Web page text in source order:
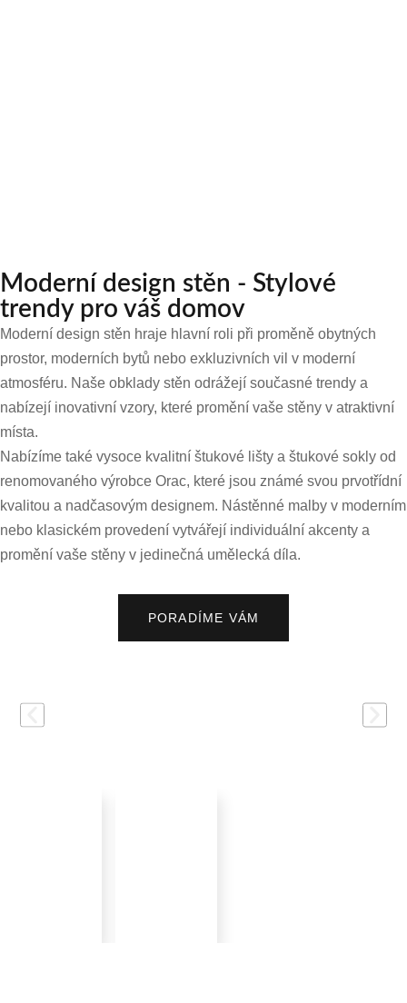
Moderní design stěn - Stylové
trendy pro váš domov
Moderní design stěn hraje hlavní roli při proměně obytných
prostor, moderních bytů nebo exkluzivních vil v moderní
atmosféru. Naše obklady stěn odrážejí současné trendy a
nabízejí inovativní vzory, které promění vaše stěny v atraktivní
místa.
Nabízíme také vysoce kvalitní štukové lišty a štukové sokly od
renomovaného výrobce Orac, které jsou známé svou prvotřídní
kvalitou a nadčasovým designem. Nástěnné malby v moderním
nebo klasickém provedení vytvářejí individuální akcenty a
promění vaše stěny v jedinečná umělecká díla.
PORADÍME VÁM